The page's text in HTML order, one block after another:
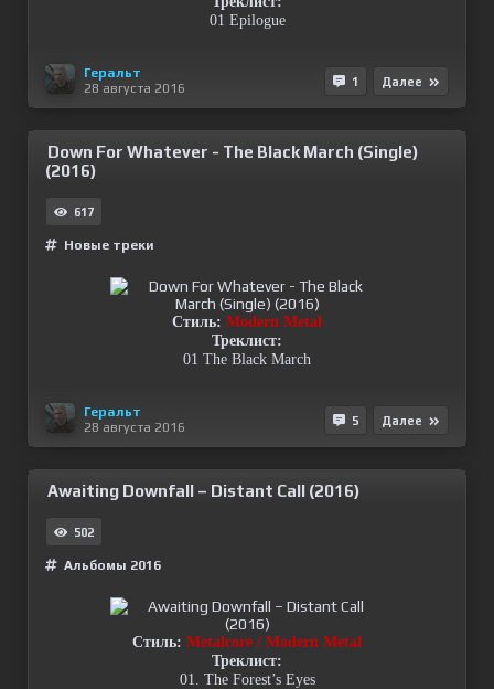
01 Epilogue
Геральт
28 августа 2016
1 Далее
Down For Whatever - The Black March (Single)
(2016)
617
Новые треки
Стиль: Modern Metal
Треклист:
01 The Black March
Геральт
28 августа 2016
5 Далее
Awaiting Downfall – Distant Call (2016)
502
Альбомы 2016
Стиль: Metalcore / Modern Metal
Треклист:
01. The Forest’s Eyes